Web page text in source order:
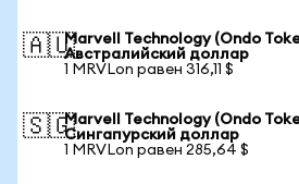
🇦🇺Marvell Technology (Ondo
Австралийский доллар
1 MRVLon равен 316,11 $
🇸🇬Marvell Technology (Ondo
Сингапурский доллар
1 MRVLon равен 285,64 $